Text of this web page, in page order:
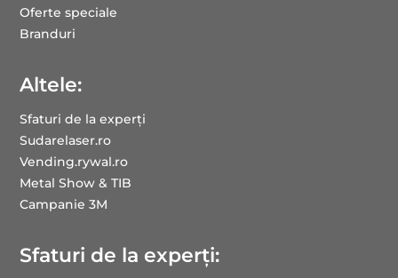
Oferte speciale
Branduri
Altele:
Sfaturi de la experți
Sudarelaser.ro
Vending.rywal.ro
Metal Show & TIB
Campanie 3M
Sfaturi de la experți: